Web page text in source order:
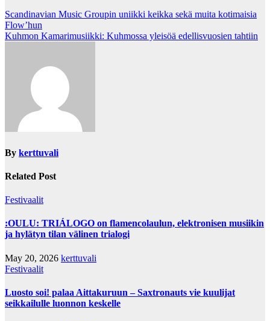
Post
navigation
Scandinavian Music Groupin uniikki keikka sekä muita kotimaisia
Flow’hun
Kuhmon Kamarimusiikki: Kuhmossa yleisöä edellisvuosien tahtiin
By kerttuvali
Related Post
Festivaalit
:OULU: TRIÁLOGO on flamencolaulun, elektronisen musiikin
ja hylätyn tilan välinen trialogi
May 20, 2026 kerttuvali
Festivaalit
Luosto soi! palaa Aittakuruun – Saxtronauts vie kuulijat
seikkailulle luonnon keskelle